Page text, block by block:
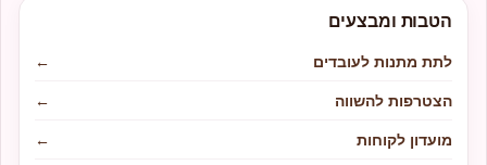
הטבות ומבצעים
לתת מתנות לעובדים
←
הצטרפות להשווה
←
מועדון לקוחות
←